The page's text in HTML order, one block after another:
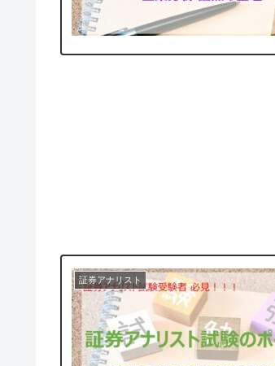
証券アナリスト